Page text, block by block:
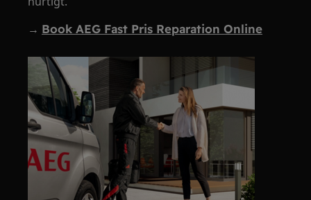
→ Book AEG Fast Pris Reparation Online